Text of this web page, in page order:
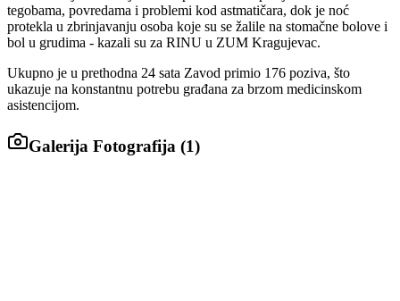
tegobama, povredama i problemi kod astmatičara, dok je noć
protekla u zbrinjavanju osoba koje su se žalile na stomačne bolove i
bol u grudima - kazali su za RINU u ZUM Kragujevac.
Ukupno je u prethodna 24 sata Zavod primio 176 poziva, što
ukazuje na konstantnu potrebu građana za brzom medicinskom
asistencijom.
Galerija Fotografija (1)